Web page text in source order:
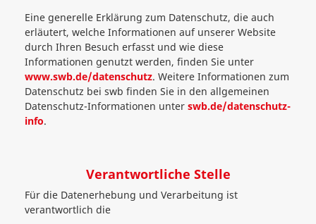
Eine generelle Erklärung zum Datenschutz, die auch
erläutert, welche Informationen auf unserer Website
durch Ihren Besuch erfasst und wie diese
Informationen genutzt werden, finden Sie unter
www.swb.de/datenschutz. Weitere Informationen zum
Datenschutz bei swb finden Sie in den allgemeinen
Datenschutz-Informationen unter swb.de/datenschutz-
info.
Verantwortliche Stelle
Für die Datenerhebung und Verarbeitung ist
verantwortlich die